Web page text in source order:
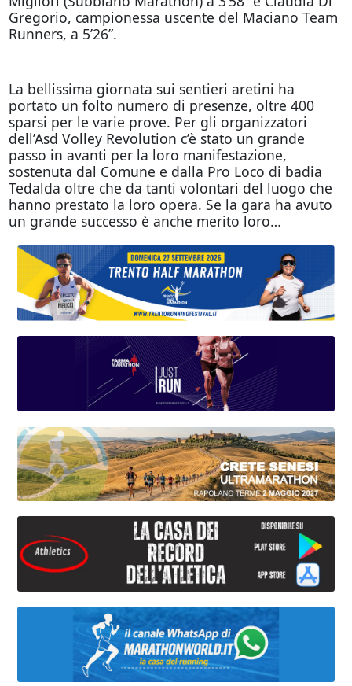
Gregorio, campionessa uscente del Maciano Team
Runners, a 5’26”.
La bellissima giornata sui sentieri aretini ha
portato un folto numero di presenze, oltre 400
sparsi per le varie prove. Per gli organizzatori
dell’Asd Volley Revolution c’è stato un grande
passo in avanti per la loro manifestazione,
sostenuta dal Comune e dalla Pro Loco di badia
Tedalda oltre che da tanti volontari del luogo che
hanno prestato la loro opera. Se la gara ha avuto
un grande successo è anche merito loro…